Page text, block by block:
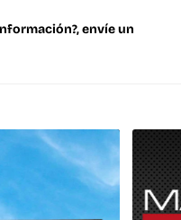
envíe un